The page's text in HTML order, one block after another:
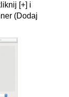
[+] i
(Dodaj